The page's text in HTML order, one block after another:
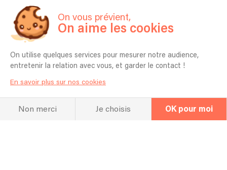
Oui
Pouvez-vous apprendre une chanson
spécifique pour mon événement ?
Ouu
dans les vidéos sera-t-elle la même ?
On vous prévient,
On aime les cookies
On utilise quelques services pour mesurer notre audience,
entretenir la relation avec vous, et garder le contact !
En savoir plus sur nos cookies
Non merci Je choisis OK pour moi